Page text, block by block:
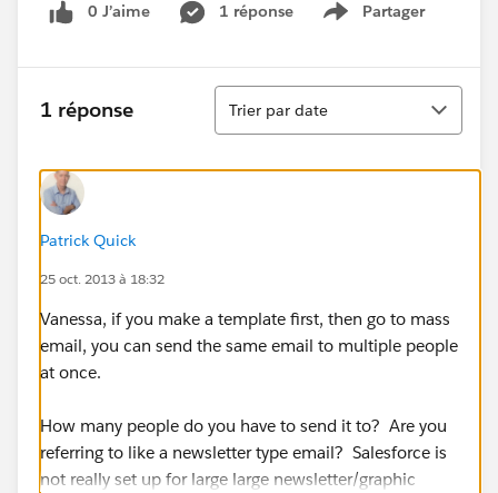
0 J’aime 1 réponse Partager
Show menu
1 réponse
Tri
Trier par date
Patrick Quick
25 oct. 2013 à 18:32
Vanessa, if you make a template first, then go to mass
email, you can send the same email to multiple people
at once.
How many people do you have to send it to? Are you
referring to like a newsletter type email? Salesforce is
not really set up for large large newsletter/graphic